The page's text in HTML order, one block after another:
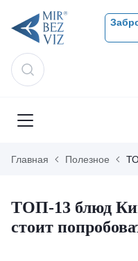
Главная Полезное
ТОП-13 блюд
стоит